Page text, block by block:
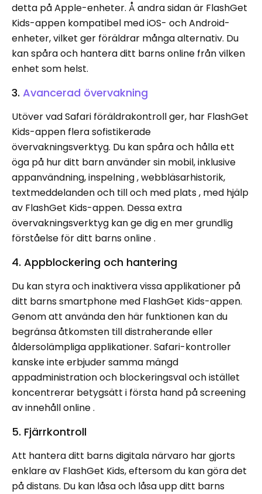
detta på Apple-enheter. Å andra sidan är FlashGet
Kids-appen kompatibel med iOS- och Android-
enheter, vilket ger föräldrar många alternativ. Du
kan spåra och hantera ditt barns online från vilken
enhet som helst.
3. Avancerad övervakning
Utöver vad Safari föräldrakontroll ger, har FlashGet
Kids-appen flera sofistikerade
övervakningsverktyg. Du kan spåra och hålla ett
öga på hur ditt barn använder sin mobil, inklusive
appanvändning, inspelning , webbläsarhistorik,
textmeddelanden och till och med plats , med hjälp
av FlashGet Kids-appen. Dessa extra
övervakningsverktyg kan ge dig en mer grundlig
förståelse för ditt barns online .
4. Appblockering och hantering
Du kan styra och inaktivera vissa applikationer på
ditt barns smartphone med FlashGet Kids-appen.
Genom att använda den här funktionen kan du
begränsa åtkomsten till distraherande eller
åldersolämpliga applikationer. Safari-kontroller
kanske inte erbjuder samma mängd
appadministration och blockeringsval och istället
koncentrerar betygsätt i första hand på screening
av innehåll online .
5. Fjärrkontroll
Att hantera ditt barns digitala närvaro har gjorts
enklare av FlashGet Kids, eftersom du kan göra det
på distans. Du kan låsa och låsa upp ditt barns